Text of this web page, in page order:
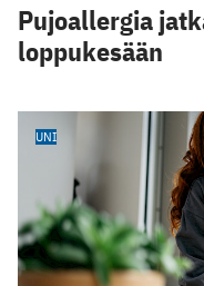
Pujoallergia
loppukesään
UNI